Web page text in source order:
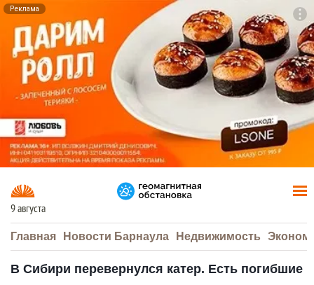
Реклама
9 августа
Главная Новости Барнаула Недвижимость
В Сибири перевернулся катер. Есть погибшие